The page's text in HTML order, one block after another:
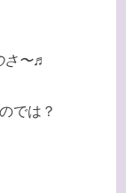
〜♬
では？